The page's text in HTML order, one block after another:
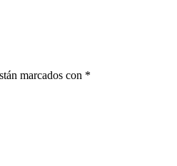
marcados con *